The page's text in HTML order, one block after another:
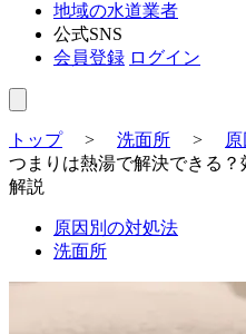
地域の水道業者
公式SNS
会員登録 ログイン
トップ> 洗面所 >
つまりは熱湯で解決できる
解説
原因別の対処法
洗面所